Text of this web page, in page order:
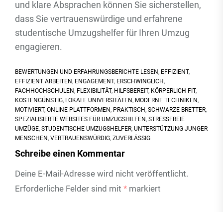
und klare Absprachen können Sie sicherstellen,
dass Sie vertrauenswürdige und erfahrene
studentische Umzugshelfer für Ihren Umzug
engagieren.
BEWERTUNGEN UND ERFAHRUNGSBERICHTE LESEN, EFFIZIENT,
EFFIZIENT ARBEITEN, ENGAGEMENT, ERSCHWINGLICH,
FACHHOCHSCHULEN, FLEXIBILITÄT, HILFSBEREIT, KÖRPERLICH FIT,
KOSTENGÜNSTIG, LOKALE UNIVERSITÄTEN, MODERNE TECHNIKEN,
MOTIVIERT, ONLINE-PLATTFORMEN, PRAKTISCH, SCHWARZE BRETTER,
SPEZIALISIERTE WEBSITES FÜR UMZUGSHILFEN, STRESSFREIE
UMZÜGE, STUDENTISCHE UMZUGSHELFER, UNTERSTÜTZUNG JUNGER
MENSCHEN, VERTRAUENSWÜRDIG, ZUVERLÄSSIG
Schreibe einen Kommentar
Deine E-Mail-Adresse wird nicht veröffentlicht.
Erforderliche Felder sind mit * markiert